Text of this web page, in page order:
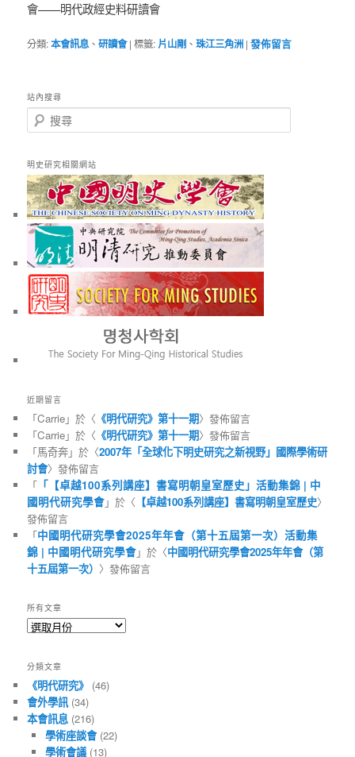
會——明代政經史料研讀會
分類:本會訊息、研讀會 |標籤: 片山剛 、珠江三角洲 |發佈留言
站內搜尋
搜
尋
明史研究相關網站
近期留言
「Carrie」於〈 《明代研究》第十一期〉發佈留言
「Carrie」於〈 《明代研究》第十一期〉發佈留言
「馬奇奔」於〈2007年「全球化下明史研究之新視野」國際學術研
討會〉發佈留言
「 「【卓越100系列講座】書寫明朝皇室歷史」活動集錦 | 中
國明代研究學會」於〈 【卓越100系列講座】書寫明朝皇室歷史〉
發佈留言
「中國明代研究學會2025年年會（第十五屆第一次）活動集
錦 | 中國明代研究學會」於〈中國明代研究學會2025年年會（第
十五屆第一次） 〉發佈留言
所有文章
所
章
分類文章
《明代研究》 (46)
會外學訊 (34)
本會訊息 (216)
學術座談會(22)
學術會議(13)